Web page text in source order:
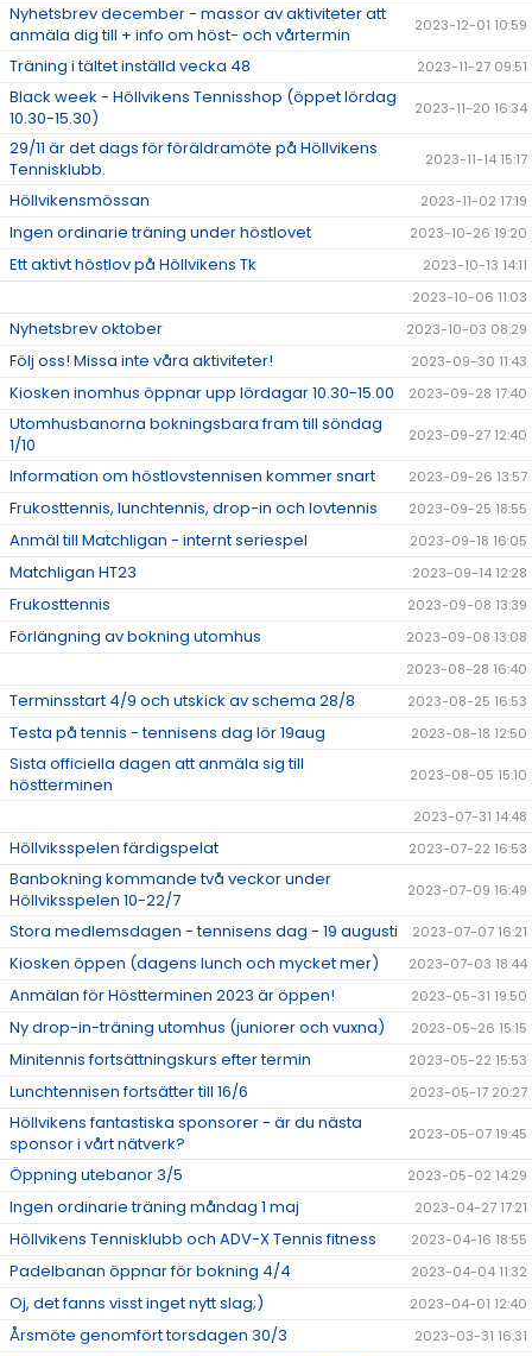
Nyhetsbrev december - massor av aktiviteter att
anmäla dig till + info om höst- och vårtermin
2023-12-01 10:59
Träning i tältet inställd vecka 48 2023-11-27 09:51
Black week - Höllvikens Tennisshop (öppet lördag
10.30-15.30)
2023-11-20 16:34
29/11 är det dags för föräldramöte på Höllvikens
Tennisklubb.
2023-11-14 15:17
Höllvikensmössan 2023-11-02 17:19
Ingen ordinarie träning under höstlovet 2023-10-26 19:20
Ett aktivt höstlov på Höllvikens Tk
2023-10-13 14:11
2023-10-06 11:03
Nyhetsbrev oktober 2023-10-03 08:29
Följ oss! Missa inte våra aktiviteter! 2023-09-30 11:43
Kiosken inomhus öppnar upp lördagar 10.30-15.00 2023-09-28 17:40
Utomhusbanorna bokningsbara fram till söndag
1/10
2023-09-27 12:40
Information om höstlovstennisen kommer snart 2023-09-26 13:57
Frukosttennis, lunchtennis, drop-in och lovtennis 2023-09-25 18:55
Anmäl till Matchligan - internt seriespel 2023-09-18 16:05
Matchligan HT23 2023-09-14 12:28
Frukosttennis 2023-09-08 13:39
Förlängning av bokning utomhus
2023-09-08 13:08
2023-08-28 16:40
Terminsstart 4/9 och utskick av schema 28/8 2023-08-25 16:53
Testa på tennis - tennisens dag lör 19aug 2023-08-18 12:50
Sista officiella dagen att anmäla sig till
höstterminen
2023-08-05 15:10
2023-07-31 14:48
Höllviksspelen färdigspelat 2023-07-22 16:53
Banbokning kommande två veckor under
Höllviksspelen 10-22/7
2023-07-09 16:49
Stora medlemsdagen - tennisens dag - 19 augusti 2023-07-07 16:21
Kiosken öppen (dagens lunch och mycket mer) 2023-07-03 18:44
Anmälan för Höstterminen 2023 är öppen! 2023-05-31 19:50
Ny drop-in-träning utomhus (juniorer och vuxna) 2023-05-26 15:15
Minitennis fortsättningskurs efter termin 2023-05-22 15:53
Lunchtennisen fortsätter till 16/6 2023-05-17 20:27
Höllvikens fantastiska sponsorer - är du nästa
sponsor i vårt nätverk?
2023-05-07 19:45
Öppning utebanor 3/5 2023-05-02 14:29
Ingen ordinarie träning måndag 1 maj 2023-04-27 17:21
Höllvikens Tennisklubb och ADV-X Tennis fitness 2023-04-16 18:55
Padelbanan öppnar för bokning 4/4 2023-04-04 11:32
Oj, det fanns visst inget nytt slag;) 2023-04-01 12:40
Årsmöte genomfört torsdagen 30/3 2023-03-31 16:31